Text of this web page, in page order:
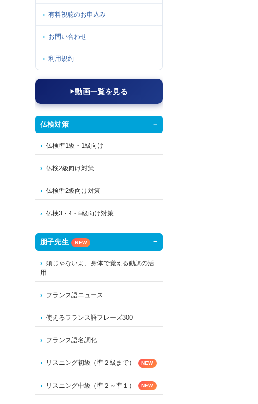
有料視聴のお申込み
お問い合わせ
利用規約
動画一覧を見る
仏検対策
仏検準1級・1級向け
仏検2級向け対策
仏検準2級向け対策
仏検3・4・5級向け対策
朋子先生 NEW
頭じゃないよ、身体で覚える動詞の活
用
フランス語ニュース
使えるフランス語フレーズ300
フランス語名詞化
リスニング初級（準２級まで） NEW
リスニング中級（準２～準１） NEW